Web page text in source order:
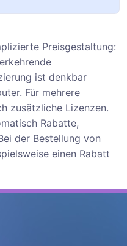
Preisgestaltung:
ist denkbar
Für mehrere
zusätzliche Lizenzen.
Rabatte,
der Bestellung von
einen Rabatt